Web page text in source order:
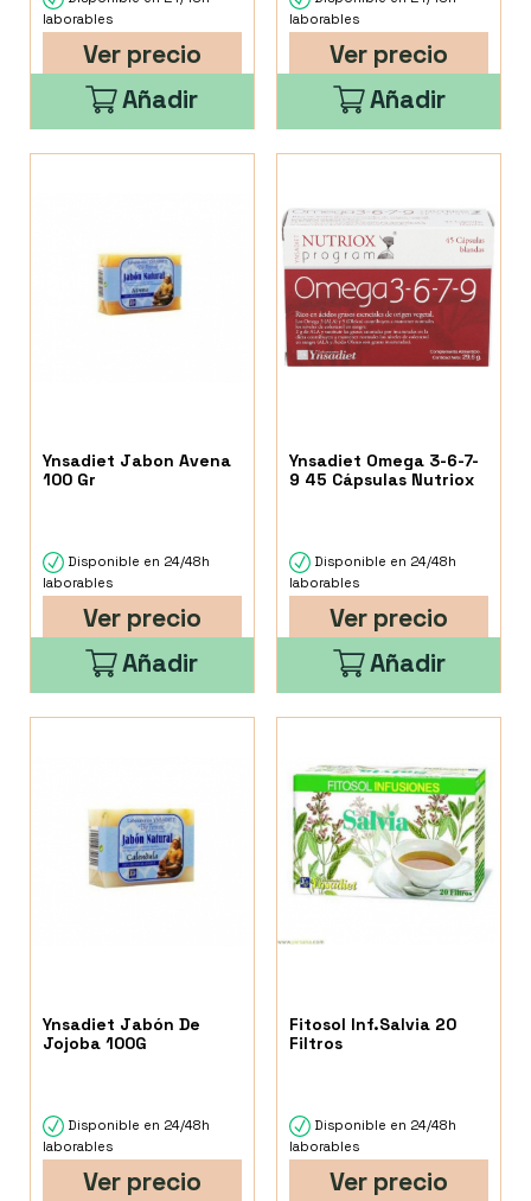
laborables
Ver precio
Añadir
laborables
Ver precio
Añadir
Ynsadiet Jabon Avena
100 Gr
Disponible en 24/48h
laborables
Ver precio
Añadir
Ynsadiet Omega 3-6-7-
9 45 Cápsulas Nutriox
Disponible en 24/48h
laborables
Ver precio
Añadir
Ynsadiet Jabón De
Jojoba 100G
Disponible en 24/48h
laborables
Ver precio
Fitosol Inf.Salvia 20
Filtros
Disponible en 24/48h
laborables
Ver precio